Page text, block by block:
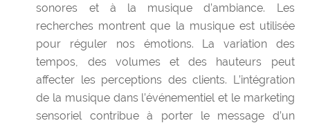
sonores et à la musique d’ambiance. Les
recherches montrent que la musique est utilisée
pour réguler nos émotions. La variation des
tempos, des volumes et des hauteurs peut
affecter les perceptions des clients. L’intégration
de la musique dans l’événementiel et le marketing
sensoriel contribue à porter le message d’un